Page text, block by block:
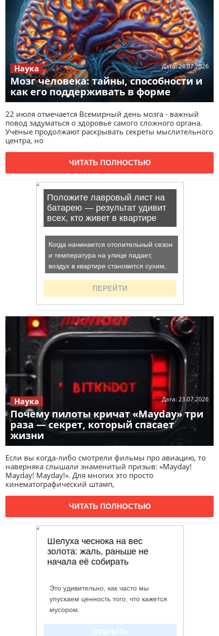
Мозг человека: тайны, способности и
как его поддерживать в форме
Дата:24.07.2026
Наука
22 июля отмечается Всемирный день мозга - важный
повод задуматься о здоровье самого сложного органа.
Учёные продолжают раскрывать секреты мыслительного
центра, но
ЧИТАТЬ ПОЛНОСТЬЮ
Почему пилоты кричат «Mayday» три
раза — секрет, который спасает
жизни
Дата:23.07.2026
Наука
Если вы когда-либо смотрели фильмы про авиацию, то
наверняка слышали знаменитый призыв: «Mayday!
Mayday! Mayday!». Для многих это просто
кинематографический штамп,
ЧИТАТЬ ПОЛНОСТЬЮ